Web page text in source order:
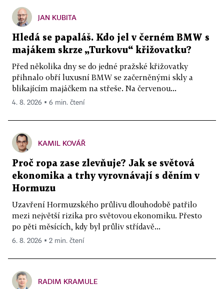
JAN KUBITA
Hledá se papaláš. Kdo jel v černém BMW s
majákem skrze „Turkovu“ křižovatku?
Před několika dny se do jedné pražské křižovatky
přihnalo obří luxusní BMW se začerněnými skly a
blikajícím majáčkem na střeše. Na červenou...
4. 8. 2026 ▪ 6 min. čtení
KAMIL KOVÁŘ
Proč ropa zase zlevňuje? Jak se světová
ekonomika a trhy vyrovnávají s děním v
Hormuzu
Uzavření Hormuzského průlivu dlouhodobě patřilo
mezi největší rizika pro světovou ekonomiku. Přesto
po pěti měsících, kdy byl průliv střídavě...
6. 8. 2026 ▪ 2 min. čtení
RADIM KRAMULE